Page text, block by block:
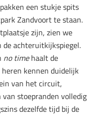
een stukje spits
Zandvoort te staan.
zijn, zien we
de achteruitkijkspiegel.
no timehaalt de
heren kennen duidelijk
van het circuit,
stoepranden volledig
dezelfde tijd bij de